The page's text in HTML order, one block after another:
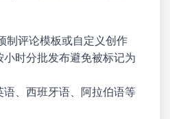
制评论模板或自定义创作
小时分批发布避免被标记为
语、西班牙语、阿拉伯语等